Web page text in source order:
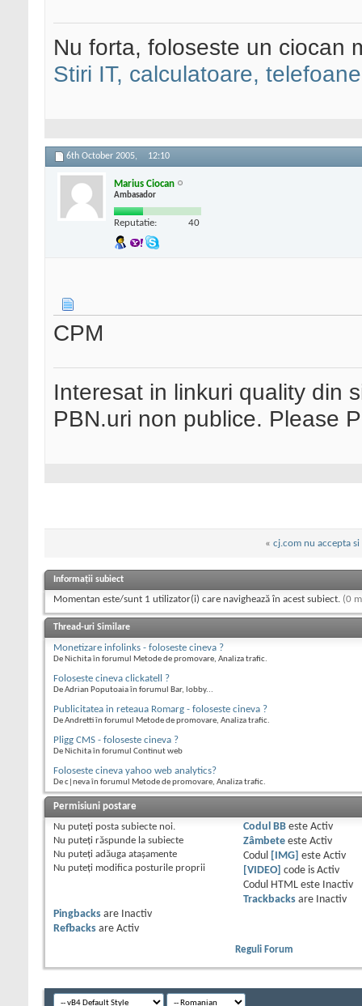
Nu forta, foloseste un ciocan
Stiri IT, calculatoare, telefoane
6th October 2005, 12:10
Marius Ciocan
Ambasador
Reputatie: 40
CPM
Interesat in linkuri quality din
PBN.uri non publice. Please
« cj.com nu accepta
Informații subiect
Momentan este/sunt 1 utilizator(i) care navighează în acest subiect. (0
Thread-uri Similare
Monetizare infolinks - foloseste cineva ?
De Nichita în forumul Metode de promovare, Analiza trafic.
Foloseste cineva clickatell ?
De Adrian Poputoaia în forumul Bar, lobby...
Publicitatea in reteaua Romarg - foloseste cineva ?
De Andretti în forumul Metode de promovare, Analiza trafic.
Pligg CMS - foloseste cineva ?
De Nichita în forumul Continut web
Foloseste cineva yahoo web analytics?
De c|neva în forumul Metode de promovare, Analiza trafic.
Permisiuni postare
Nu puteţi posta subiecte noi.
Nu puteţi răspunde la subiecte
Nu puteţi adăuga ataşamente
Nu puteţi modifica posturile proprii
Codul BBeste Activ
Zâmbeteeste Activ
Codul
[IMG] este Activ
[VIDEO]
code is Activ
Codul HTML este
Inactiv
Trackbacksare
Inactiv
Pingbacks are
Inactiv
Refbacks are Activ
Reguli Forum